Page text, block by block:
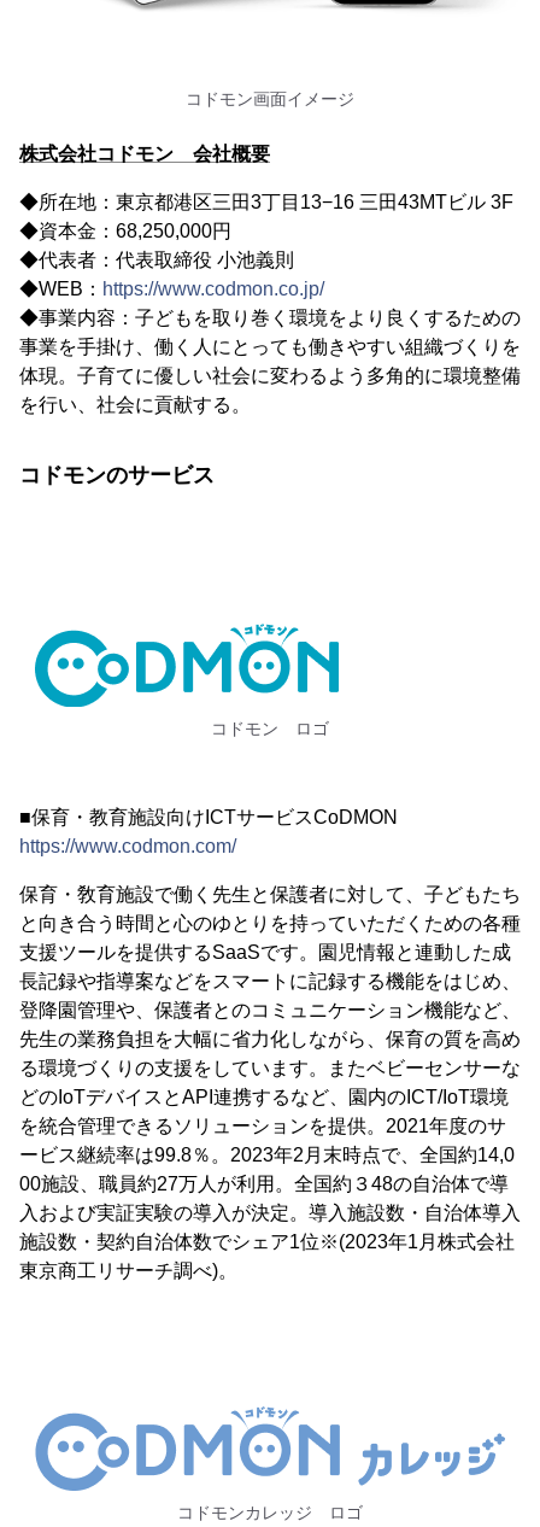
コドモン画面イメージ
株式会社コドモン 会社概要
◆所在地：東京都港区三田3丁目13−16 三田43MTビル 3F
◆資本金：68,250,000円
◆代表者：代表取締役 小池義則
◆WEB： https://www.codmon.co.jp/
◆事業内容：子どもを取り巻く環境をより良くするための
事業を手掛け、働く人にとっても働きやすい組織づくりを
体現。子育てに優しい社会に変わるよう多角的に環境整備
を行い、社会に貢献する。
コドモンのサービス
コドモン ロゴ
■保育・教育施設向けICTサービスCoDMON
https://www.codmon.com/
保育・敎育施設で働く先生と保護者に対して、子どもたち
と向き合う時間と心のゆとりを持っていただくための各種
支援ツールを提供するSaaSです。園児情報と連動した成
長記録や指導案などをスマートに記録する機能をはじめ、
登降園管理や、保護者とのコミュニケーション機能など、
先生の業務負担を大幅に省力化しながら、保育の質を高め
る環境づくりの支援をしています。またベビーセンサーな
どのIoTデバイスとAPI連携するなど、園内のICT/IoT環境
を統合管理できるソリューションを提供。2021年度のサ
ービス継続率は99.8％。2023年2月末時点で、全国約14,0
00施設、職員約27万人が利用。全国約３48の自治体で導
入および実証実験の導入が決定。導入施設数・自治体導入
施設数・契約自治体数でシェア1位※(2023年1月株式会社
東京商工リサーチ調べ)。
コドモンカレッジ ロゴ